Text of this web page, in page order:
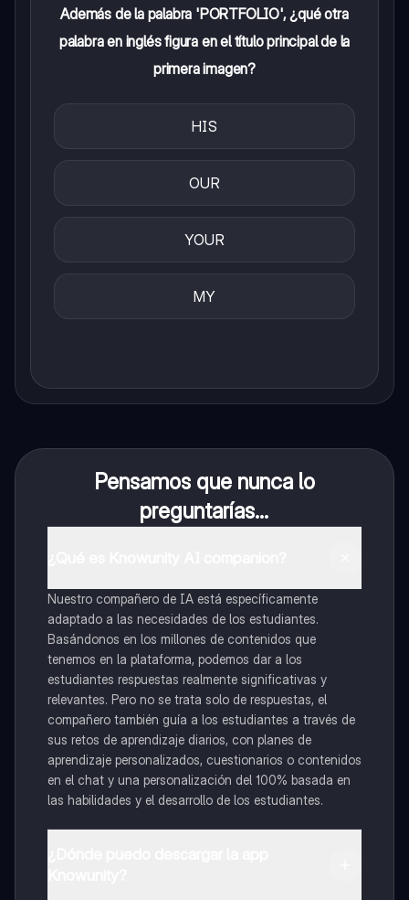
Además de la palabra 'PORTFOLIO', ¿qué otra
palabra en inglés figura en el título principal de la
primera imagen?
HIS
OUR
YOUR
MY
Pensamos que nunca lo
preguntarías...
Nuestro compañero de IA está específicamente
adaptado a las necesidades de los estudiantes.
Basándonos en los millones de contenidos que
tenemos en la plataforma, podemos dar a los
estudiantes respuestas realmente significativas y
relevantes. Pero no se trata solo de respuestas, el
compañero también guía a los estudiantes a través de
sus retos de aprendizaje diarios, con planes de
aprendizaje personalizados, cuestionarios o contenidos
en el chat y una personalización del 100% basada en
las habilidades y el desarrollo de los estudiantes.